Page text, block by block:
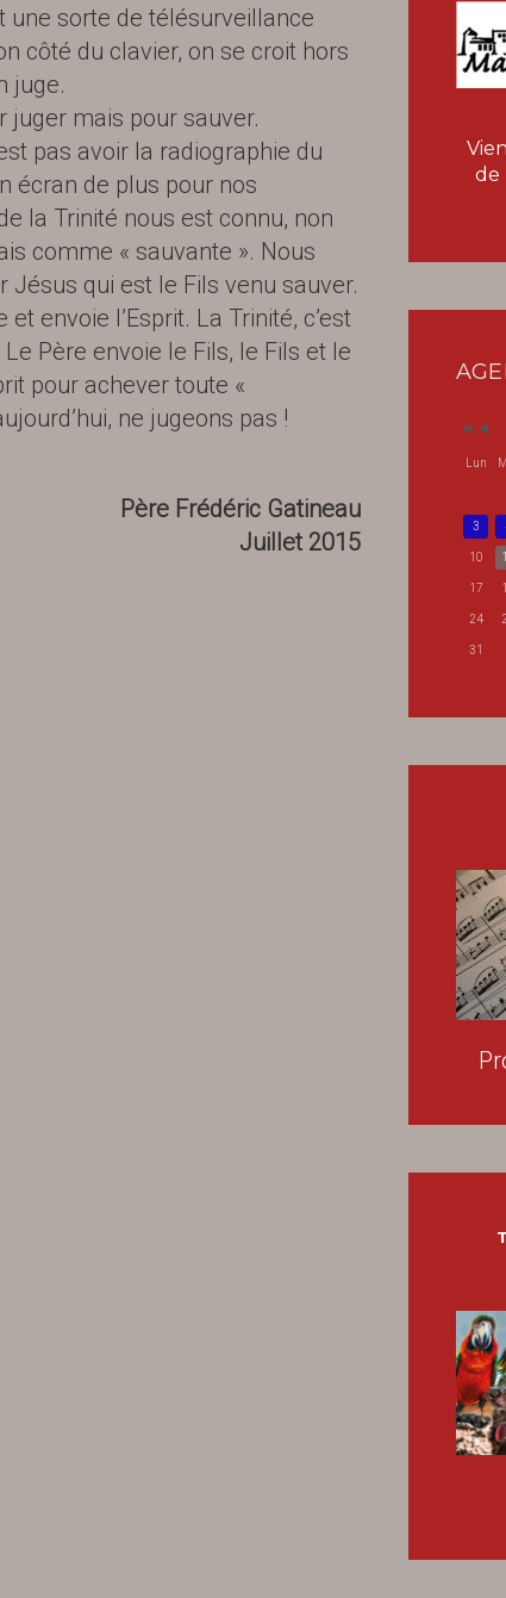
une sorte de télésurveillance
côté du clavier, on se croit hors
juge.
juger mais pour sauver.
pas avoir la radiographie du
écran de plus pour nos
la Trinité nous est connu, non
comme « sauvante ». Nous
Jésus qui est le Fils venu sauver.
envoie l’Esprit. La Trinité, c’est
Père envoie le Fils, le Fils et le
pour achever toute «
ne jugeons pas !
Père Frédéric Gatineau
Juillet 2015
de
Lun
3
10
17
24
31